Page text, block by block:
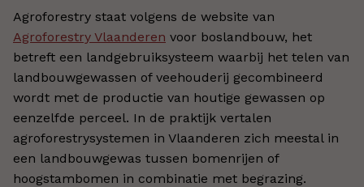
Agroforestry staat volgens de website van
Agroforestry Vlaanderen voor boslandbouw, het
betreft een landgebruiksysteem waarbij het telen van
landbouwgewassen of veehouderij gecombineerd
wordt met de productie van houtige gewassen op
eenzelfde perceel. In de praktijk vertalen
agroforestrysystemen in Vlaanderen zich meestal in
een landbouwgewas tussen bomenrijen of
hoogstambomen in combinatie met begrazing.